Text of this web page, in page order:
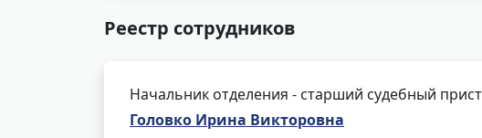
Реестр сотрудников
Начальник отделения - старший судебный
Головко Ирина Викторовна